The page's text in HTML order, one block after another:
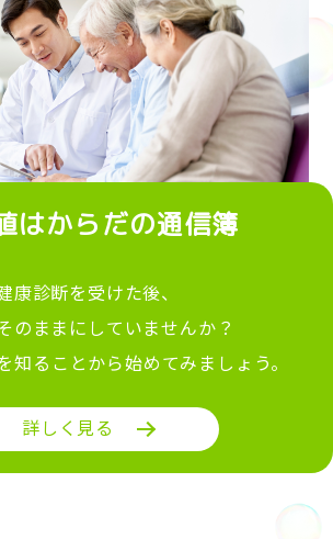
はからだの通信簿
康診断を受けた後、
のままにしていませんか？
知ることから始めてみましょう。
詳しく見る